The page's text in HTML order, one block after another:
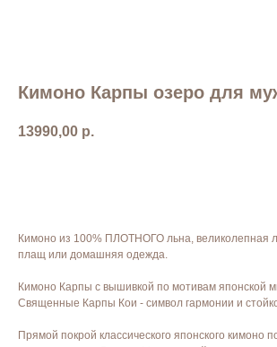
Кимоно Карпы озеро для
13990,00 р.
Кимоно из 100% ПЛОТНОГО льна, великолепная
плащ или домашняя одежда.
Кимоно Карпы с вышивкой по мотивам японской
Священные Карпы Кои - символ гармонии и
Прямой покрой классического японского кимоно